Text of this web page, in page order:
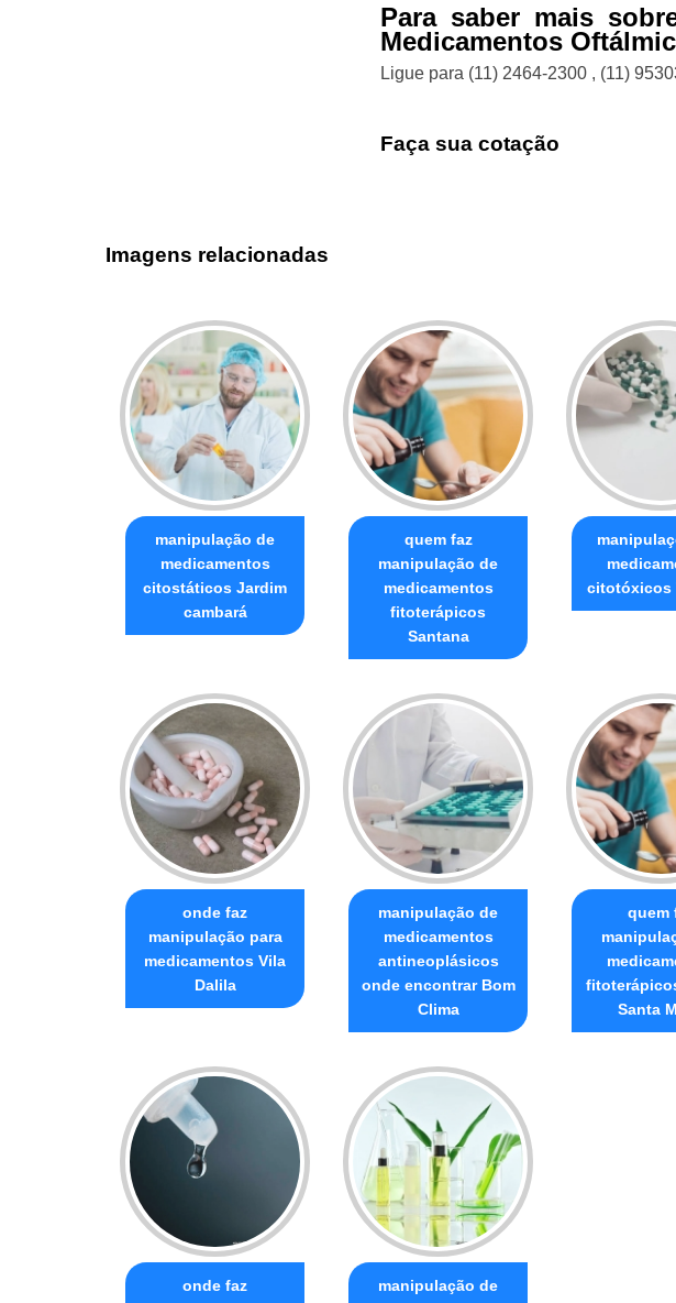
Para saber mais
Medicamentos
Ligue para (11) 2464-2300 , (11)
Faça sua cotação
Imagens relacionadas
manipulação de
medicamentos
citostáticos Jardim
cambará
quem faz
manipulação de
medicamentos
fitoterápicos
Santana
citotóxicos
onde faz
manipulação para
medicamentos Vila
Dalila
manipulação de
medicamentos
antineoplásicos
onde encontrar Bom
Clima
quem
Santa
onde faz
manipulação de